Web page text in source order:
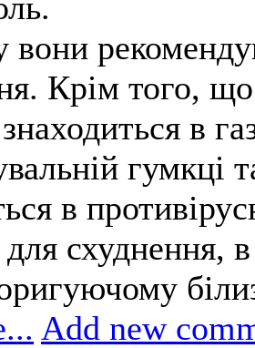
вони
Крім того, що
в
гумкці
в
для схуднення,
Add new